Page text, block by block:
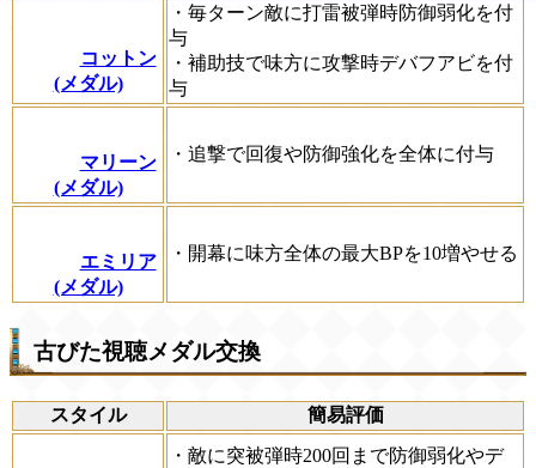
コットン
(メダル)
・毎ターン敵に打雷被弾時防御弱化を付
与
・補助技で味方に攻撃時デバフアビを付
与
マリーン
(メダル)
・追撃で回復や防御強化を全体に付与
エミリア
(メダル)
・開幕に味方全体の最大BPを10増やせる
古びた視聴メダル交換
スタイル 簡易評価
・敵に突被弾時200回まで防御弱化やデ